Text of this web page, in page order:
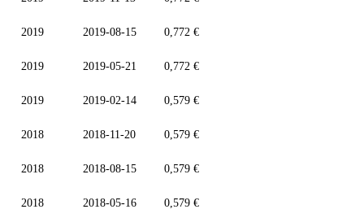
2019 2019-08-15 0,772 €
2019 2019-05-21 0,772 €
2019 2019-02-14 0,579 €
2018 2018-11-20 0,579 €
2018 2018-08-15 0,579 €
2018 2018-05-16 0,579 €